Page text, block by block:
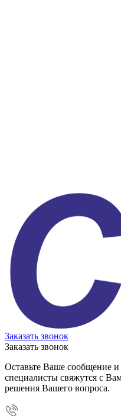
Заказать звонок
Заказать звонок
Оставьте Ваше сообщение
специалисты свяжутся с
решения Вашего вопроса.